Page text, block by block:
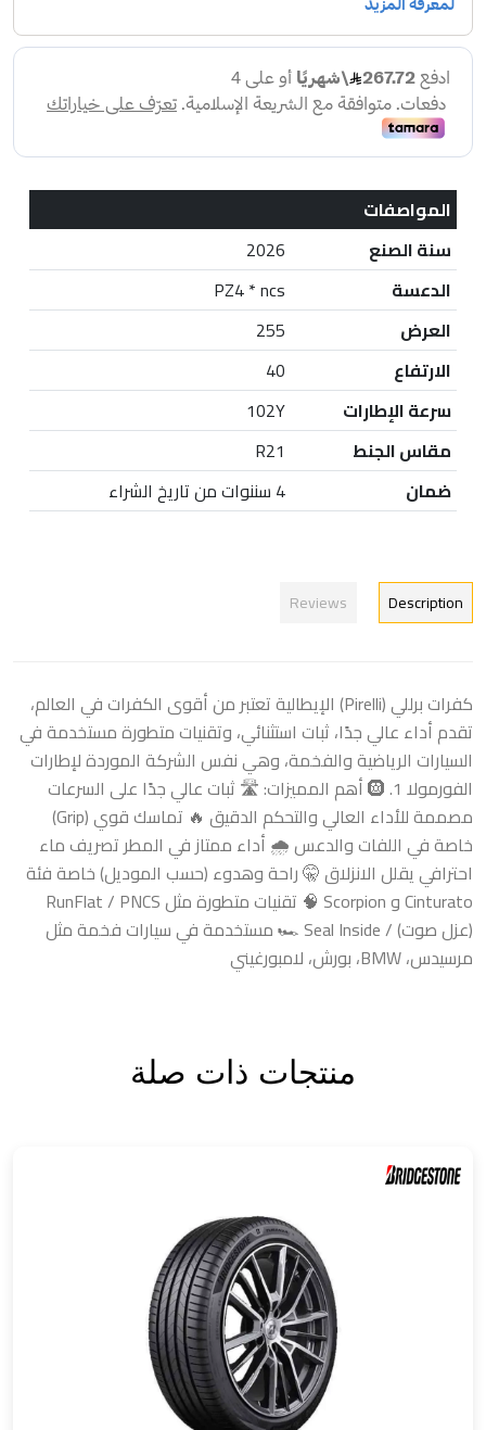
المواصفات
سنة الصنع
2026
الدعسة
PZ4 * ncs
العرض
255
الارتفاع
40
سرعة الإطارات
102Y
مقاس الجنط
R21
ضمان
4 سننوات من تاريخ الشراء
Description
Reviews
كفرات برللي (Pirelli) الإيطالية تعتبر من أقوى الكفرات في العالم،
تقدم أداء عالي جدًا، ثبات استثنائي، وتقنيات متطورة مستخدمة في
السيارات الرياضية والفخمة، وهي نفس الشركة الموردة لإطارات
الفورمولا 1. 🛞 أهم المميزات: 🛣️ ثبات عالي جدًا على السرعات
مصممة للأداء العالي والتحكم الدقيق 🔥 تماسك قوي (Grip)
خاصة في اللفات والدعس 🌧️ أداء ممتاز في المطر تصريف ماء
احترافي يقلل الانزلاق 🤫 راحة وهدوء (حسب الموديل) خاصة فئة
Cinturato و Scorpion 🧠 تقنيات متطورة مثل RunFlat / PNCS
(عزل صوت) / Seal Inside 🏎️ مستخدمة في سيارات فخمة مثل
مرسيدس، BMW، بورش، لامبورغيني
منتجات ذات صلة